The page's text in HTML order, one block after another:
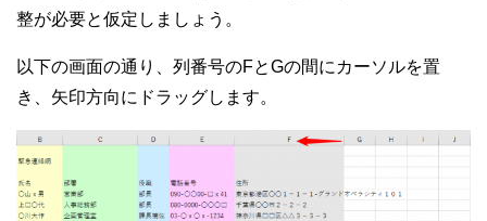
整が必要と仮定しましょう。
以下の画面の通り、列番号のFとGの間にカーソルを置
き、矢印方向にドラッグします。